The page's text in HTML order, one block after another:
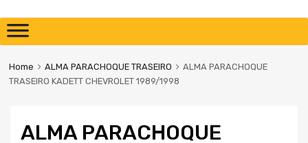
Home ALMA PARACHOQUE TRASEIRO
ALMA PARACHOQUE
TRASEIRO KADETT CHEVROLET 1989/1998
ALMA PARACHOQUE